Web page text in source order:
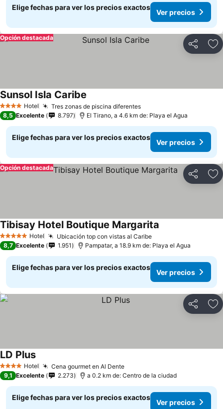
Elige fechas para ver los precios exactos
Ver precios
Compartir
Opción destacada
4 EstrellasHotel Tres zonas de piscina diferentes
Sunsol Isla Caribe
8,5 Excelente 8.797 El Tirano, a 4.6 km de: Playa el Agua
Elige fechas para ver los precios exactos
Ver precios
Compartir
Opción destacada
5 Estrellas Hotel Ubicación top con vistas al Caribe
Tibisay Hotel Boutique Margarita
8,7 Excelente 1.951 Pampatar, a 18.9 km de: Playa el Agua
Elige fechas para ver los precios exactos
Ver precios
Compartir
4 EstrellasHotel Cena gourmet en Al Dente
LD Plus
9,1 Excelente 2.273 a 0.2 km de: Centro de la ciudad
Elige fechas para ver los precios exactos
Ver precios